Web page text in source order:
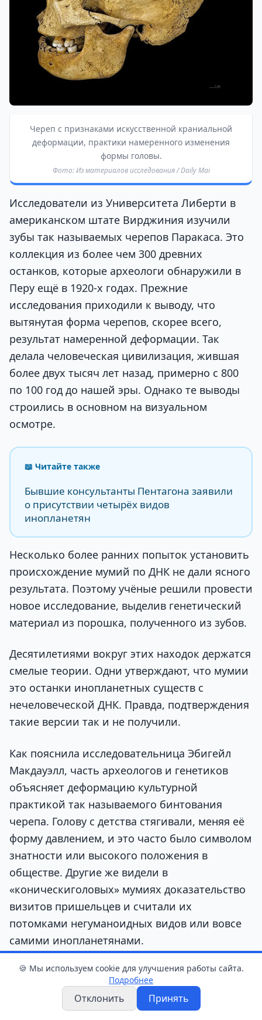
Череп с признаками искусственной краниальной
деформации, практики намеренного изменения
формы головы.
Фото: Из материалов исследования / Daily Mai
Исследователи из Университета Либерти в
американском штате Вирджиния изучили
зубы так называемых черепов Паракаса. Это
коллекция из более чем 300 древних
останков, которые археологи обнаружили в
Перу ещё в 1920-х годах. Прежние
исследования приходили к выводу, что
вытянутая форма черепов, скорее всего,
результат намеренной деформации. Так
делала человеческая цивилизация, жившая
более двух тысяч лет назад, примерно с 800
по 100 год до нашей эры. Однако те выводы
строились в основном на визуальном
осмотре.
📖 Читайте также
Бывшие консультанты Пентагона заявили
о присутствии четырёх видов
инопланетян
Несколько более ранних попыток установить
происхождение мумий по ДНК не дали ясного
результата. Поэтому учёные решили провести
новое исследование, выделив генетический
материал из порошка, полученного из зубов.
Десятилетиями вокруг этих находок держатся
смелые теории. Одни утверждают, что мумии
это останки инопланетных существ с
нечеловеческой ДНК. Правда, подтверждения
такие версии так и не получили.
Как пояснила исследовательница Эбигейл
Макдауэлл, часть археологов и генетиков
объясняет деформацию культурной
практикой так называемого бинтования
черепа. Голову с детства стягивали, меняя её
форму давлением, и это часто было символом
знатности или высокого положения в
обществе. Другие же видели в
«коническиголовых» мумиях доказательство
визитов пришельцев и считали их
потомками негуманоидных видов или вовсе
самими инопланетянами.
Но даже после анализа нескольких зубов
учёные признали: генетического материала
по-прежнему недостаточно, чтобы
🍪 Мы используем cookie для улучшения работы сайта.
Подробнее
Отклонить Принять